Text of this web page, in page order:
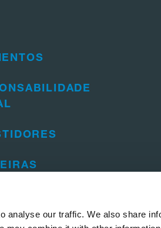
analyse our traffic. We also share